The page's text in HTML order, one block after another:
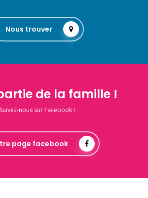
Nous trouver
de la famille !
Suivez-nous sur Facebook !
page facebook